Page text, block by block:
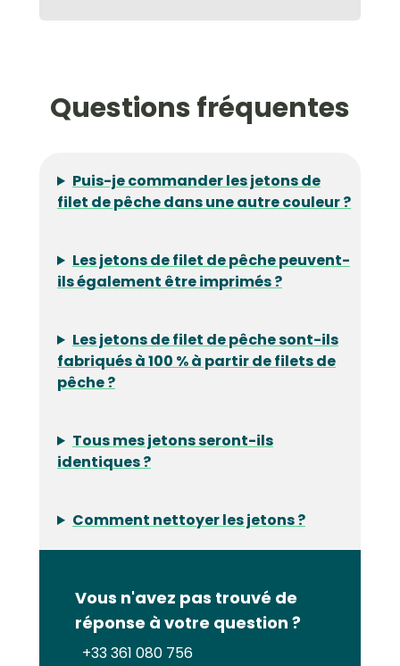
Questions fréquentes
Puis-je commander les jetons de
filet de pêche dans une autre couleur ?
Les jetons de filet de pêche peuvent-
ils également être imprimés ?
Les jetons de filet de pêche sont-ils
fabriqués à 100 % à partir de filets de
pêche ?
Tous mes jetons seront-ils
identiques ?
Comment nettoyer les jetons ?
Vous n'avez pas trouvé de
réponse à votre question ?
+33 361 080 756